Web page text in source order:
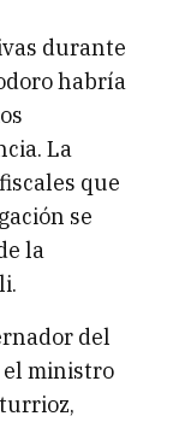
durante
habría
La
que
se
la
del
el ministro